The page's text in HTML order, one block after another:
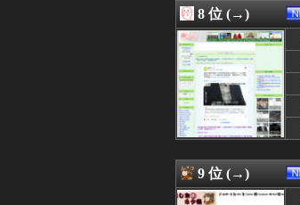
08/08 03:30
08/08 03:29
08/08 03:26
08/08 03:25
08/08 03:19
08/08 03:18
08/08 03:15
08/08 03:12
08/08 03:11
08/08 03:10
08/08 03:10
08/08 03:09
8 位 (→)
9 位 (→)